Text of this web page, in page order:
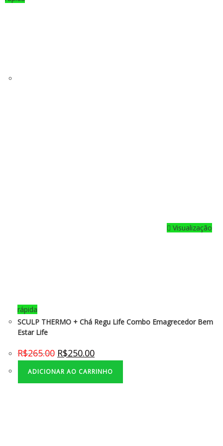
Visualização
rápida
SCULP THERMO + Chá Regu Life Combo Emagrecedor Bem
Estar Life
R$265.00 R$250.00
ADICIONAR AO CARRINHO